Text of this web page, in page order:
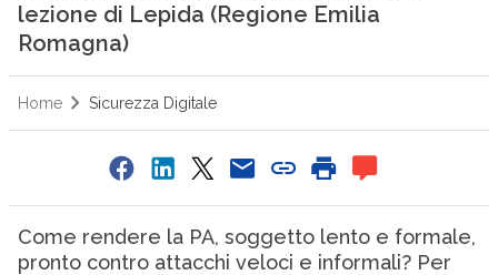
lezione di Lepida (Regione Emilia
Romagna)
Home Sicurezza Digitale
Come rendere la PA, soggetto lento e formale,
pronto contro attacchi veloci e informali? Per